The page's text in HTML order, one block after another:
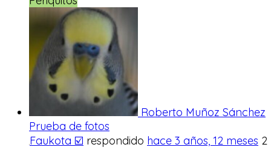
Roberto Muñoz Sánchez
Prueba de fotos
Faukota ☑️ respondido hace 3 años, 12 meses 2